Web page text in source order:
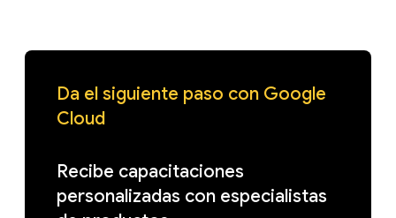
Da el siguiente paso con Google
Cloud
Recibe capacitaciones
personalizadas con especialistas